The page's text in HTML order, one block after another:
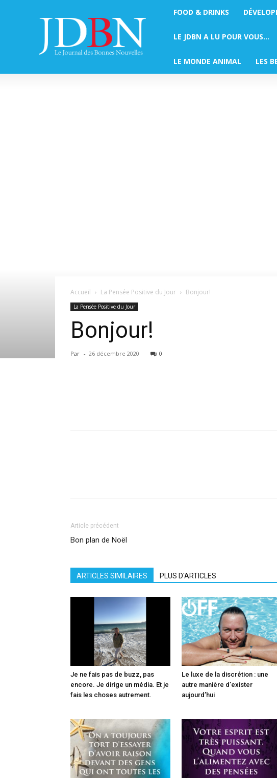
FOOD & DRINKS
LE JDBN A LU POUR VOUS…
LE MONDE ANIMAL LES
Accueil La Pensée Positive du Jour Bonjour!
La Pensée Positive du Jour
Bonjour!
Par - 26 décembre 2020 0
Article précédent
Bon plan de Noël
ARTICLES SIMILAIRES PLUS D'ARTICLES
Je ne fais pas de buzz, pas
encore. Je dirige un média. Et je
fais les choses autrement.
Le luxe de la discrétion : une
autre manière d’exister
aujourd’hui